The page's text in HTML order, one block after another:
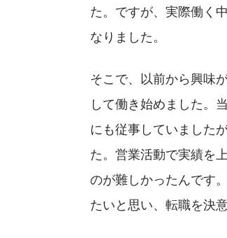
た。ですが、実際働く
なりました。
そこで、以前から興味
して働き始めました。
にも従事していました
た。営業活動で実績を
のが難しかったんです
たいと思い、転職を決